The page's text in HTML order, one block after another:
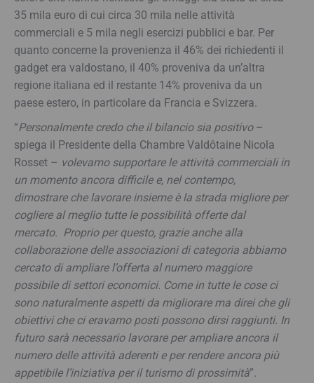
35 mila euro di cui circa 30 mila nelle attività
commerciali e 5 mila negli esercizi pubblici e bar. Per
quanto concerne la provenienza il 46% dei richiedenti il
gadget era valdostano, il 40% proveniva da un’altra
regione italiana ed il restante 14% proveniva da un
paese estero, in particolare da Francia e Svizzera.
“Personalmente credo che il bilancio sia positivo–
spiega il Presidente della Chambre Valdôtaine Nicola
Rosset – volevamo supportare le attività commerciali in
un momento ancora difficile e, nel contempo,
dimostrare che lavorare insieme è la strada migliore per
cogliere al meglio tutte le possibilità offerte dal
mercato. Proprio per questo, grazie anche alla
collaborazione delle associazioni di categoria abbiamo
cercato di ampliare l’offerta al numero maggiore
possibile di settori economici. Come in tutte le cose ci
sono naturalmente aspetti da migliorare ma direi che gli
obiettivi che ci eravamo posti possono dirsi raggiunti. In
futuro sarà necessario lavorare per ampliare ancora il
numero delle attività aderenti e per rendere ancora più
appetibile l’iniziativa per il turismo di prossimità”.